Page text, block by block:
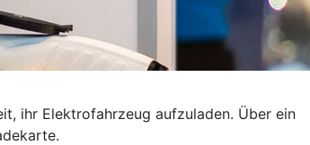
ihr Elektrofahrzeug aufzuladen. Über ein